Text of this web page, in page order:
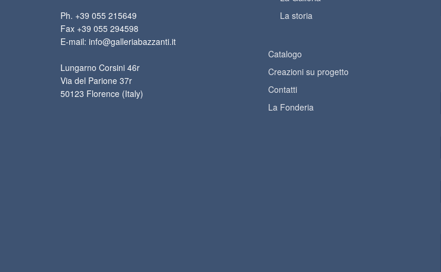
Ph. +39 055 215649
Fax +39 055 294598
E-mail: info@galleriabazzanti.it
Lungarno Corsini 46r
Via del Parione 37r
50123 Florence (Italy)
La storia
Catalogo
Creazioni su progetto
Contatti
La Fonderia